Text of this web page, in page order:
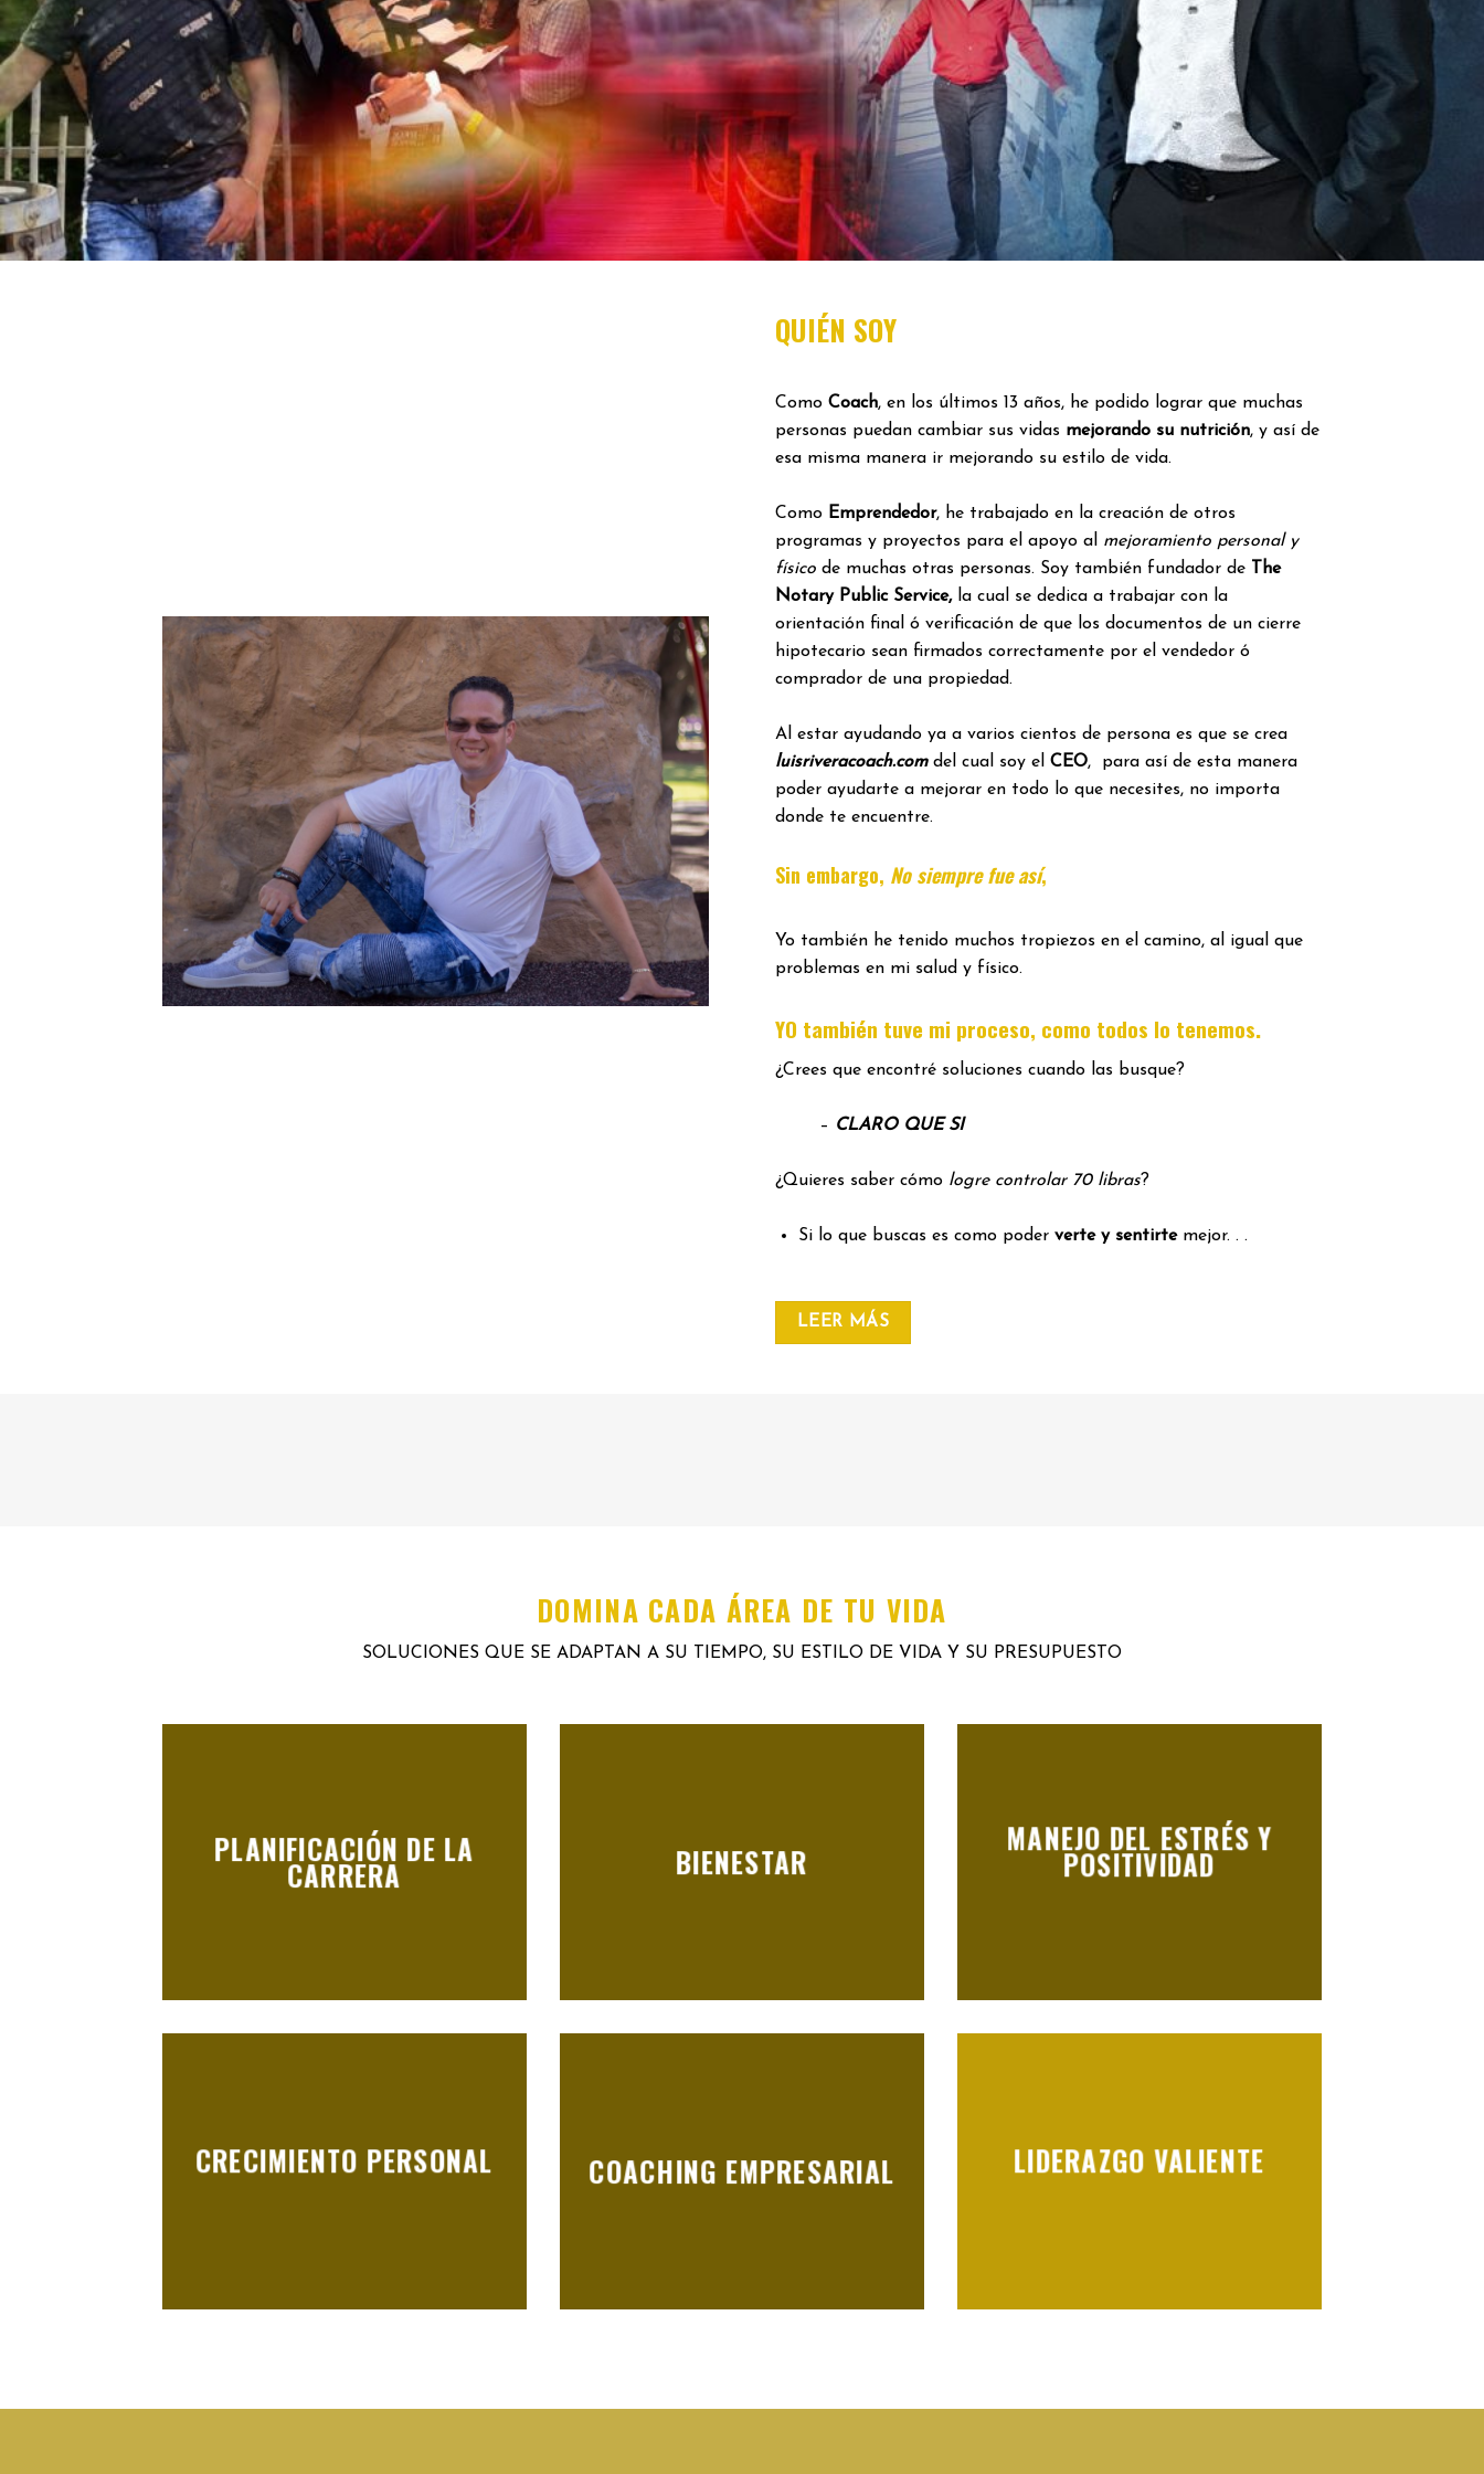
QUIÉN SOY
Como Coach, en los últimos 13 años, he podido lograr que muchas
personas puedan cambiar sus vidas mejorando su nutrición, y así de
esa misma manera ir mejorando su estilo de vida.
Como Emprendedor, he trabajado en la creación de otros
programas y proyectos para el apoyo al mejoramiento personal y
físico de muchas otras personas. Soy también fundador de
The
Notary Public Service,la cual se dedica a trabajar con la
orientación final ó verificación de que los documentos de un cierre
hipotecario sean firmados correctamente por el vendedor ó
comprador de una propiedad.
Al estar ayudando ya a varios cientos de persona es que se crea
luisriveracoach.comdel cual soy el CEO, para así de esta manera
poder ayudarte a mejorar en todo lo que necesites, no importa
donde te encuentre.
Sin embargo, No siempre fue así,
Yo también he tenido muchos tropiezos en el camino, al igual que
problemas en mi salud y físico.
YO también tuve mi proceso, como todos lo tenemos.
¿Crees que encontré soluciones cuando las busque?
– CLARO QUE SI
¿Quieres saber cómo logre controlar 70 libras?
Si lo que buscas es como poder verte y sentirtemejor. . .
LEER MÁS
DOMINA CADA ÁREA DE TU VIDA
SOLUCIONES QUE SE ADAPTAN A SU TIEMPO, SU ESTILO DE VIDA Y SU PRESUPUESTO
PLANIFICACIÓN DE LA
CARRERA BIENESTAR
MANEJO DEL ESTRÉS Y
POSITIVIDAD
CRECIMIENTO PERSONAL COACHING EMPRESARIAL LIDERAZGO VALIENTE